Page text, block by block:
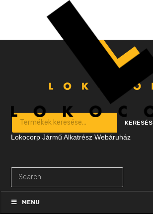
Products search
KERESÉS
to
contentMENU
Lokocorp Jármű Alkatrész Webáruház